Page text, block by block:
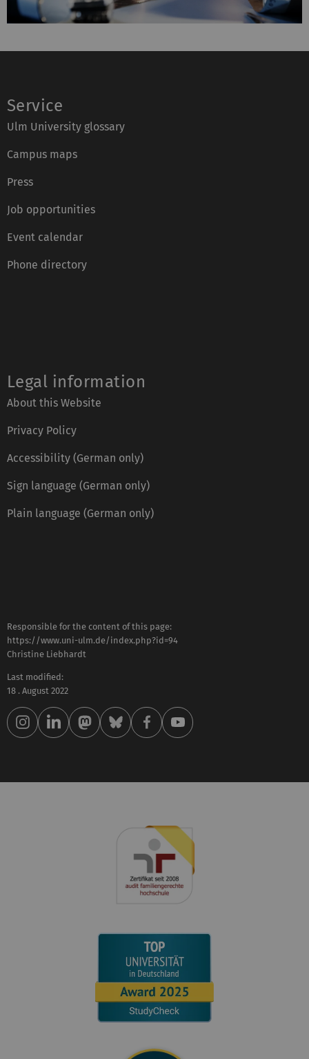
Service
Ulm University glossary
Campus maps
Press
Job opportunities
Event calendar
Phone directory
Legal information
About this Website
Privacy Policy
Accessibility (German only)
Sign language (German only)
Plain language (German only)
Responsible for the content of this page:
https://www.uni-ulm.de/index.php?id=94
Christine Liebhardt
Last modified:
18 . August 2022